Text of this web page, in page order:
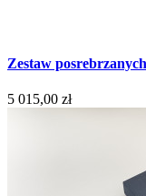
Zestaw
5 015,00 zł